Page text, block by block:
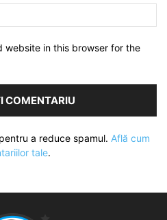
website in this browser for the
a reduce spamul. Află cum
tale.